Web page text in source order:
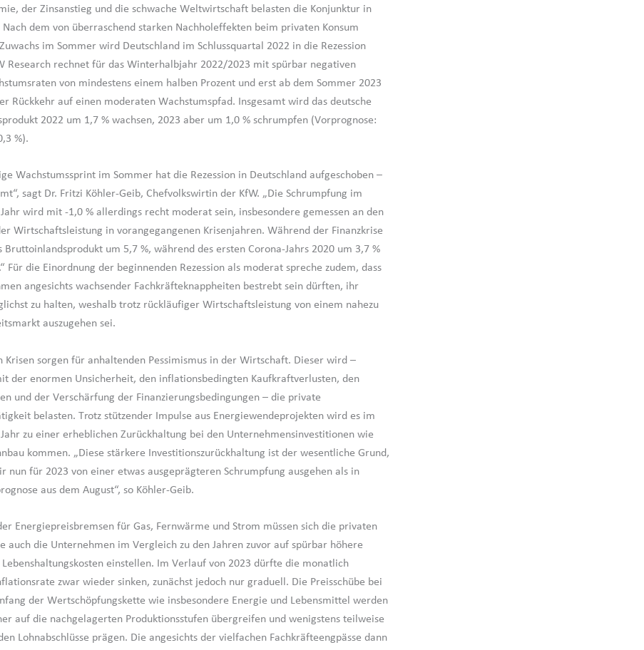
der Zinsanstieg und die schwache Weltwirtschaft belasten die Konjunktur in
Nach dem von überraschend starken Nachholeffekten beim privaten Konsum
im Sommer wird Deutschland im Schlussquartal 2022 in die Rezession
Research rechnet für das Winterhalbjahr 2022/2023 mit spürbar negativen
von mindestens einem halben Prozent und erst ab dem Sommer 2023
Rückkehr auf einen moderaten Wachstumspfad. Insgesamt wird das deutsche
2022 um 1,7 % wachsen, 2023 aber um 1,0 % schrumpfen (Vorprognose:
%).
Wachstumssprint im Sommer hat die Rezession in Deutschland aufgeschoben –
sagt Dr. Fritzi Köhler-Geib, Chefvolkswirtin der KfW. „Die Schrumpfung im
wird mit -1,0 % allerdings recht moderat sein, insbesondere gemessen an den
Wirtschaftsleistung in vorangegangenen Krisenjahren. Während der Finanzkrise
Bruttoinlandsprodukt um 5,7 %, während des ersten Corona-Jahrs 2020 um 3,7 %
Für die Einordnung der beginnenden Rezession als moderat spreche zudem, dass
angesichts wachsender Fachkräfteknappheiten bestrebt sein dürften, ihr
zu halten, weshalb trotz rückläufiger Wirtschaftsleistung von einem nahezu
auszugehen sei.
Krisen sorgen für anhaltenden Pessimismus in der Wirtschaft. Dieser wird –
der enormen Unsicherheit, den inflationsbedingten Kaufkraftverlusten, den
und der Verschärfung der Finanzierungsbedingungen – die private
belasten. Trotz stützender Impulse aus Energiewendeprojekten wird es im
zu einer erheblichen Zurückhaltung bei den Unternehmensinvestitionen wie
kommen. „Diese stärkere Investitionszurückhaltung ist der wesentliche Grund,
nun für 2023 von einer etwas ausgeprägteren Schrumpfung ausgehen als in
aus dem August“, so Köhler-Geib.
Energiepreisbremsen für Gas, Fernwärme und Strom müssen sich die privaten
auch die Unternehmen im Vergleich zu den Jahren zuvor auf spürbar höhere
Lebenshaltungskosten einstellen. Im Verlauf von 2023 dürfte die monatlich
zwar wieder sinken, zunächst jedoch nur graduell. Die Preisschübe bei
der Wertschöpfungskette wie insbesondere Energie und Lebensmittel werden
auf die nachgelagerten Produktionsstufen übergreifen und wenigstens teilweise
Lohnabschlüsse prägen. Die angesichts der vielfachen Fachkräfteengpässe dann